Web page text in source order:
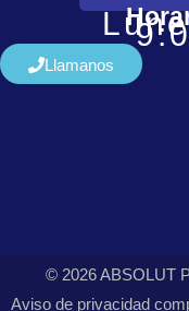
Llamanos
© 2026 ABSOLUT
Aviso de privacidad